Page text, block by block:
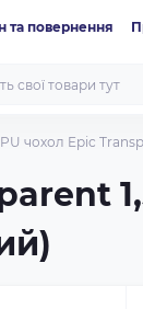
та повернення
чохол Epic